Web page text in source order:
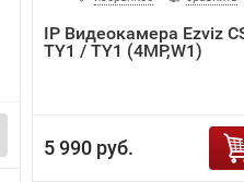
IP Видеокамера Ezviz
TY1 / TY1 (4MP,W1)
5 990 руб.